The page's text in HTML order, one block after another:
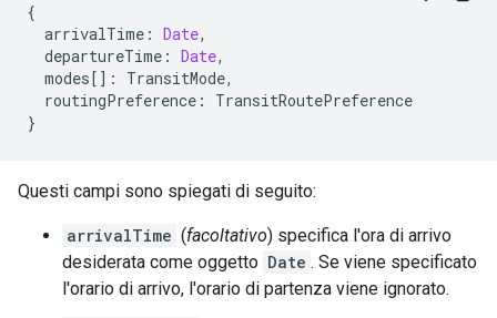
{
arrivalTime : Date,
departureTime : Date,
modes [] : TransitMode,
routingPreference :
TransitRoutePreference
}
Questi campi sono spiegati di seguito:
arrivalTime (facoltativo) specifica l'ora di arrivo
desiderata come oggetto Date . Se viene specificato
l'orario di arrivo, l'orario di partenza viene ignorato.